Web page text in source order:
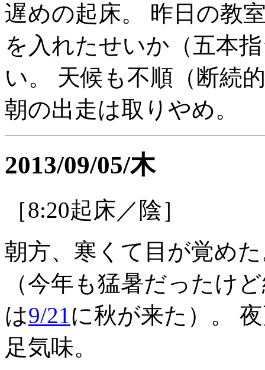
遅めの起床。 昨日の教
を入れたせいか（五本
い。 天候も不順（断続
朝の出走は取りやめ。
2013/09/05/木
［8:20起床／陰］
朝方、寒くて目が覚め
（今年も猛暑だったけ
は9/21に秋が来た）。
足気味。